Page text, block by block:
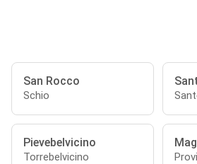
San Rocco
Schio
Pievebelvicino
Torrebelvicino